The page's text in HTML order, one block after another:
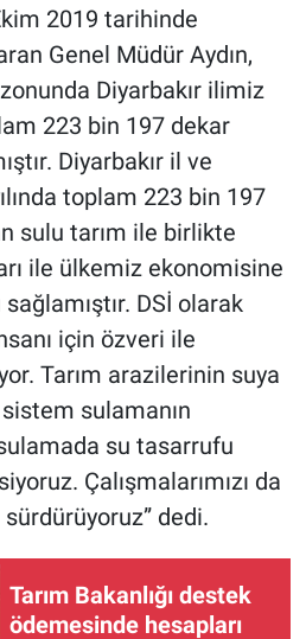
2019 tarihinde
Genel Müdür Aydın,
Diyarbakır ilimiz
223 bin 197 dekar
Diyarbakır il ve
toplam 223 bin 197
sulu tarım ile birlikte
ile ülkemiz ekonomisine
DSİ olarak
için özveri ile
Tarım arazilerinin suya
sistem sulamanın
su tasarrufu
Çalışmalarımızı da
sürdürüyoruz” dedi.
Tarım Bakanlığı destek
ödemesinde hesapları